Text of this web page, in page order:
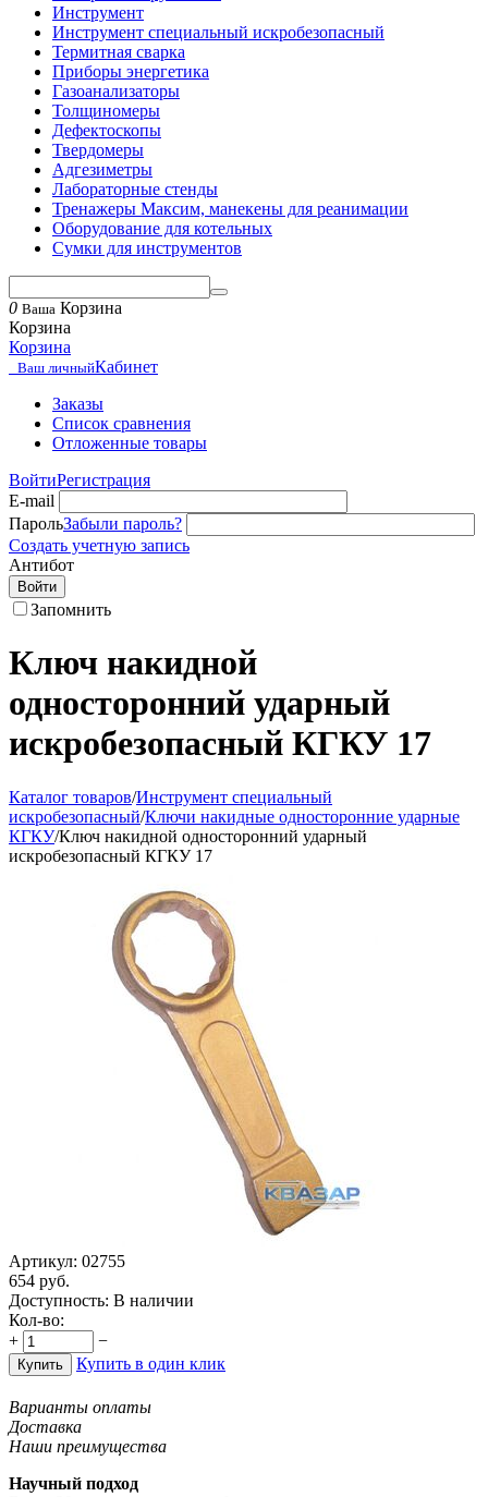
Инструмент
Инструмент специальный искробезопасный
Термитная сварка
Приборы энергетика
Газоанализаторы
Толщиномеры
Дефектоскопы
Твердомеры
Адгезиметры
Лабораторные стенды
Тренажеры Максим, манекены для реанимации
Оборудование для котельных
Сумки для инструментов
0 Ваша Корзина
Корзина
Корзина
Ваш личныйКабинет
Заказы
Список сравнения
Отложенные товары
ВойтиРегистрация
E-mail
ПарольЗабыли пароль?
Создать учетную запись
Антибот
Войти
Запомнить
Ключ накидной
односторонний ударный
искробезопасный КГКУ 17
Каталог товаров/Инструмент специальный
искробезопасный/Ключи накидные односторонние ударные
КГКУ/Ключ накидной односторонний ударный
искробезопасный КГКУ 17
Артикул: 02755
654 руб.
Доступность: В наличии
Кол-во:
+
−
Купить Купить в один клик
Варианты оплаты
Доставка
Наши преимущества
Научный подход